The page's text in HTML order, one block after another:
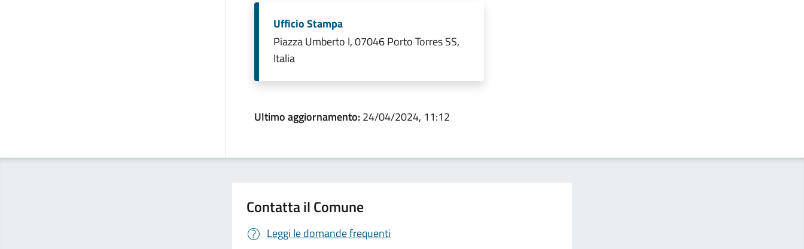
Ufficio Stampa
Piazza Umberto I, 07046 Porto Torres SS,
Italia
Ultimo aggiornamento:24/04/2024, 11:12
Contatta il Comune
Leggi le domande frequenti